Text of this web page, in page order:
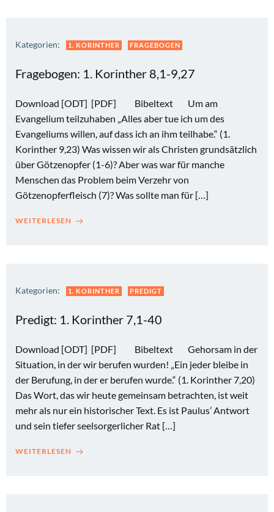
Kategorien: 1. KORINTHER FRAGEBOGEN
Fragebogen: 1. Korinther 8,1-9,27
Download [ODT] [PDF] Bibeltext Um am
Evangelium teilzuhaben „Alles aber tue ich um des
Evangeliums willen, auf dass ich an ihm teilhabe.“ (1.
Korinther 9,23) Was wissen wir als Christen grundsätzlich
über Götzenopfer (1-6)? Aber was war für manche
Menschen das Problem beim Verzehr von
Götzenopferfleisch (7)? Was sollte man für […]
WEITERLESEN
Kategorien: 1. KORINTHER PREDIGT
Predigt: 1. Korinther 7,1-40
Download [ODT] [PDF] Bibeltext Gehorsam in der
Situation, in der wir berufen wurden! „Ein jeder bleibe in
der Berufung, in der er berufen wurde.“ (1. Korinther 7,20)
Das Wort, das wir heute gemeinsam betrachten, ist weit
mehr als nur ein historischer Text. Es ist Paulus’ Antwort
und sein tiefer seelsorgerlicher Rat […]
WEITERLESEN